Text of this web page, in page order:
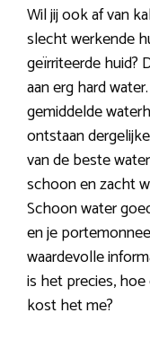
Wil jij ook af van
slecht werkende
geïrriteerde huid?
aan erg hard
gemiddelde
ontstaan
van de beste
schoon en zacht
Schoon water
en je
waardevolle
is het precies, hoe
kost het me?